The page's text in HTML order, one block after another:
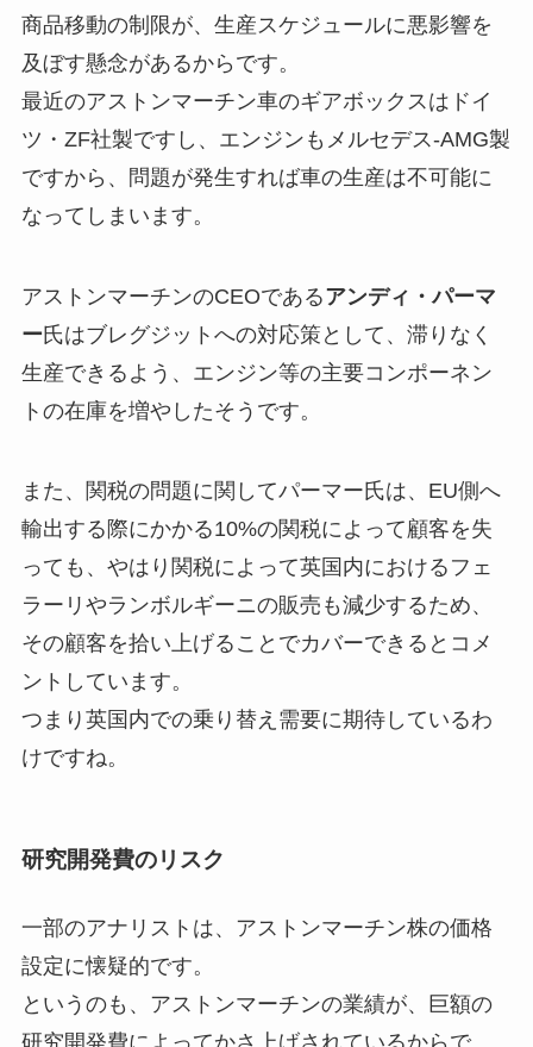
商品移動の制限が、生産スケジュールに悪影響を
及ぼす懸念があるからです。
最近のアストンマーチン車のギアボックスはドイ
ツ・ZF社製ですし、エンジンもメルセデス-AMG製
ですから、問題が発生すれば車の生産は不可能に
なってしまいます。
アストンマーチンのCEOであるアンディ・パーマ
ー氏はブレグジットへの対応策として、滞りなく
生産できるよう、エンジン等の主要コンポーネン
トの在庫を増やしたそうです。
また、関税の問題に関してパーマー氏は、EU側へ
輸出する際にかかる10%の関税によって顧客を失
っても、やはり関税によって英国内におけるフェ
ラーリやランボルギーニの販売も減少するため、
その顧客を拾い上げることでカバーできるとコメ
ントしています。
つまり英国内での乗り替え需要に期待しているわ
けですね。
研究開発費のリスク
一部のアナリストは、アストンマーチン株の価格
設定に懐疑的です。
というのも、アストンマーチンの業績が、巨額の